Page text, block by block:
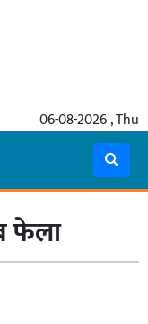
06-08-2026 , Thu
फेला